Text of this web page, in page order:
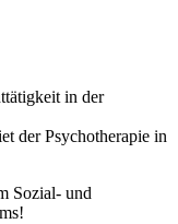
in der
der Psychotherapie in
Sozial- und